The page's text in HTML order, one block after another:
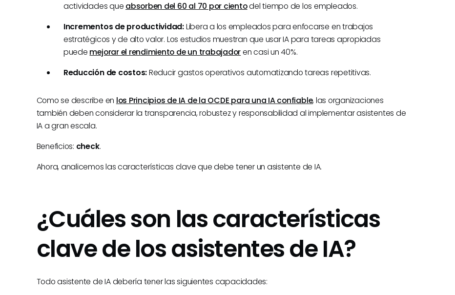
actividades que absorben del 60 al 70 por cientodel tiempo de los empleados.
Incrementos de productividad:Libera a los empleados para enfocarse en trabajos
estratégicos y de alto valor. Los estudios muestran que usar IA para tareas apropiadas
puede mejorar el rendimiento de un trabajadoren casi un 40%.
Reducción de costos:Reducir gastos operativos automatizando tareas repetitivas.
Como se describe en los Principios de IA de la OCDE para una IA confiable, las organizaciones
también deben considerar la transparencia, robustez y responsabilidad al implementar asistentes de
IA a gran escala.
Beneficios: check.
Ahora, analicemos las características clave que debe tener un asistente de IA.
¿Cuáles son las características
clave de los asistentes de IA?
Todo asistente de IA debería tener las siguientes capacidades: